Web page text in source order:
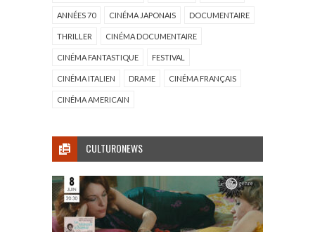
ANNÉES 70 CINÉMA JAPONAIS DOCUMENTAIRE
THRILLER CINÉMA DOCUMENTAIRE
CINÉMA FANTASTIQUE FESTIVAL
CINÉMA ITALIEN DRAME CINÉMA FRANÇAIS
CINÉMA AMERICAIN
CULTURONEWS